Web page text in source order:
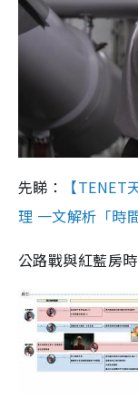
先睇：
【
理 一文解析「時
公路戰與紅藍房